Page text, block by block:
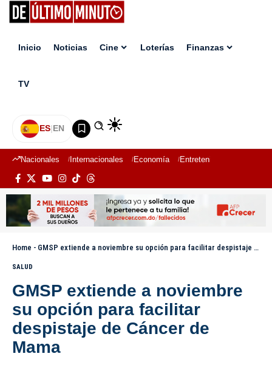
Inicio Noticias Cine Loterías Finanzas
TV
ES|EN
Nacionales Internacionales Economía Entretenimiento
Home - GMSP extiende a noviembre su opción para facilitar despistaje de Cáncer de Mama
SALUD
GMSP extiende a noviembre
su opción para facilitar
despistaje de Cáncer de
Mama